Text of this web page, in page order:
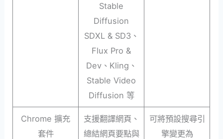
Stable
Diffusion
SDXL & SD3、
Flux Pro &
Dev、Kling、
Stable Video
Diffusion 等
Chrome 擴充
套件
支援翻譯網頁、
總結網頁要點與
可將預設搜尋引
擎變更為